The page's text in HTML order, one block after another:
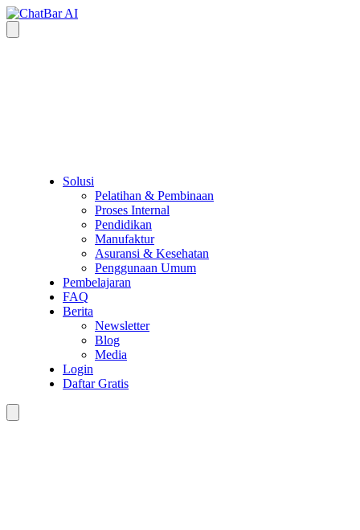
Solusi
Pelatihan & Pembinaan
Proses Internal
Pendidikan
Manufaktur
Asuransi & Kesehatan
Penggunaan Umum
Pembelajaran
FAQ
Berita
Newsletter
Blog
Media
Login
Daftar Gratis